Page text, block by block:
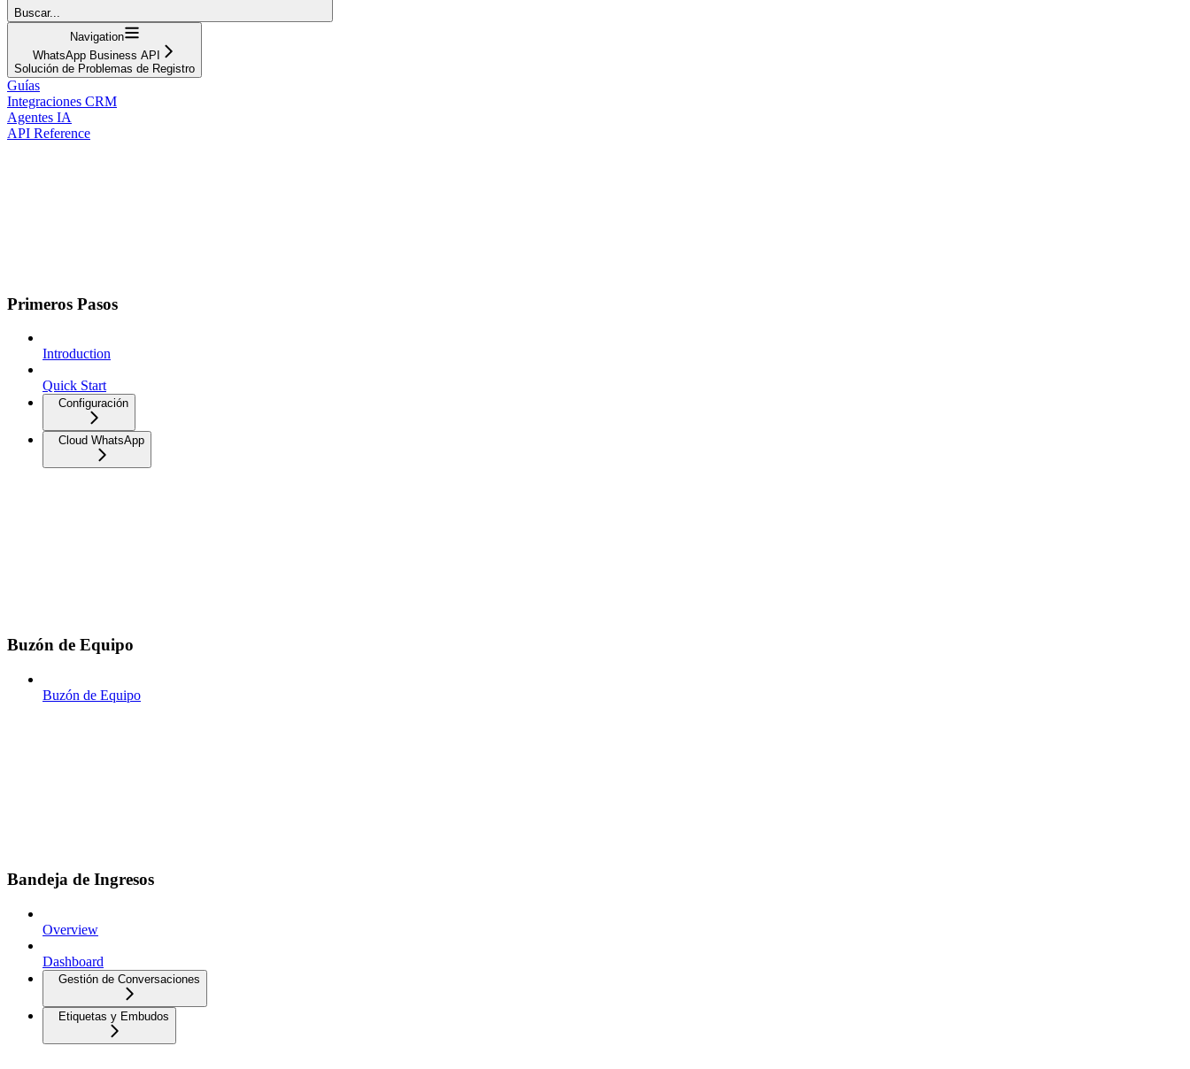
Buscar...
Navigation
WhatsApp Business API
Solución de Problemas de Registro
Guías
Integraciones CRM
Agentes IA
API Reference
Primeros Pasos
Introduction
Quick Start
Configuración
Cloud WhatsApp
Buzón de Equipo
Buzón de Equipo
Bandeja de Ingresos
Overview
Dashboard
Gestión de Conversaciones
Etiquetas y Embudos